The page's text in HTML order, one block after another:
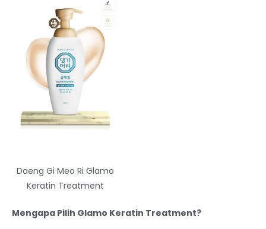
Daeng Gi Meo Ri Glamo
Keratin Treatment
Mengapa Pilih Glamo Keratin Treatment?